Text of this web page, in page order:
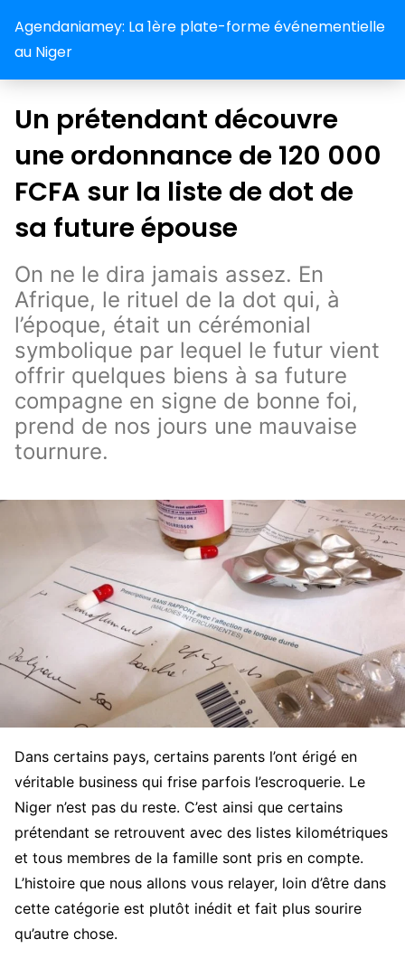
Agendaniamey: La 1ère plate-forme événementielle
au Niger
Un prétendant découvre
une ordonnance de 120 000
FCFA sur la liste de dot de
sa future épouse
On ne le dira jamais assez. En
Afrique, le rituel de la dot qui, à
l’époque, était un cérémonial
symbolique par lequel le futur vient
offrir quelques biens à sa future
compagne en signe de bonne foi,
prend de nos jours une mauvaise
tournure.
Dans certains pays, certains parents l’ont érigé en
véritable business qui frise parfois l’escroquerie. Le
Niger n’est pas du reste. C’est ainsi que certains
prétendant se retrouvent avec des listes kilométriques
et tous membres de la famille sont pris en compte.
L’histoire que nous allons vous relayer, loin d’être dans
cette catégorie est plutôt inédit et fait plus sourire
qu’autre chose.